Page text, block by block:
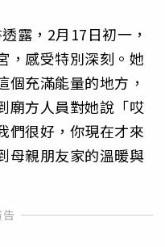
露，2月17日初一，
，感受特別深刻。她
個充滿能量的地方，
廟方人員對她說「哎
們很好，你現在才來
母親朋友家的溫暖與